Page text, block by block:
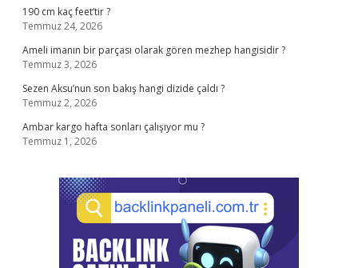
190 cm kaç feet’tir ?
Temmuz 24, 2026
Ameli imanın bir parçası olarak gören mezhep hangisidir ?
Temmuz 3, 2026
Sezen Aksu’nun son bakış hangi dizide çaldı ?
Temmuz 2, 2026
Ambar kargo hafta sonları çalışıyor mu ?
Temmuz 1, 2026